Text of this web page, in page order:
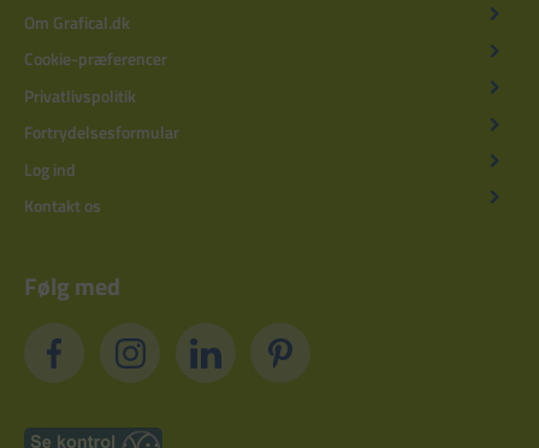
Om Grafical.dk
Cookie-præferencer
Privatlivspolitik
Fortrydelsesformular
Log ind
Kontakt os
Følg med